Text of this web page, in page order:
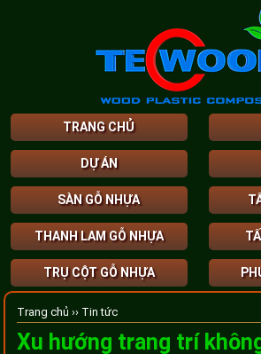
TRANG CHỦ
DỰ ÁN
SÀN GỖ NHỰA
THANH LAM GỖ NHỰA
TRỤ CỘT GỖ NHỰA
Trang chủ ›› Tin tức
Xu hướng trang trí